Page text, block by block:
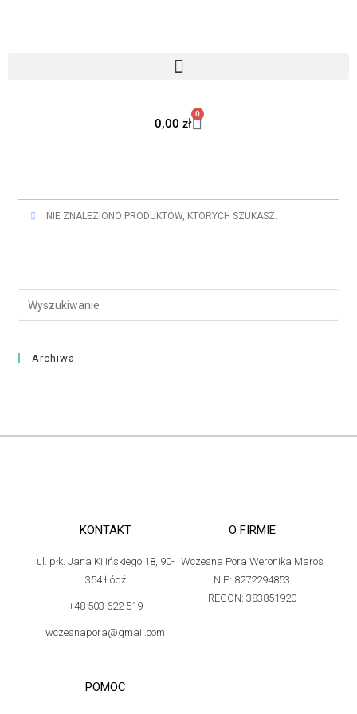
0,00 zł
0
NIE ZNALEZIONO PRODUKTÓW, KTÓRYCH SZUKASZ.
Archiwa
KONTAKT
ul. płk. Jana Kilińskiego 18, 90-
354 Łódź
+48 503 622 519
wczesnapora@gmail.com
O FIRMIE
Wczesna Pora Weronika Maros
NIP: 8272294853
REGON: 383851920
POMOC